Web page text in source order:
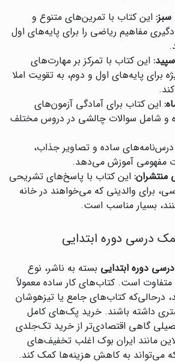
این کتاب با تمرین‌های متنوع و
مفاهیم ریاضی را برای پایه‌های اول
این کتاب با تمرکز بر مهارت‌های
برای پایه‌های اول و دوم، به تقویت املا
این کتاب برای آمادگی آزمون‌های
و شامل سوالات چالشی در دروس مختلف
درس‌نامه‌های ساده و تصاویر جذاب،
مفهومی آموزش می‌دهد.
منتشران: این کتاب با پاسخ‌های تشریحی
برای والدینی که می‌خواهند در خانه
بسیار مناسب است.
درسی دوره ابتدایی
دوره ابتدایی بسته به ناشر، نوع
است. کتاب‌های کار ساده معمولاً
درحالی‌که کتاب‌های جامع یا تیزهوشان
داشته باشند. خرید پک‌های کامل
گاهی اقتصادی‌تر از خرید تک‌جلدی
مانند ایران بوک اغلب تخفیف‌های
که می‌تواند به کاهش هزینه‌ها کمک کند.